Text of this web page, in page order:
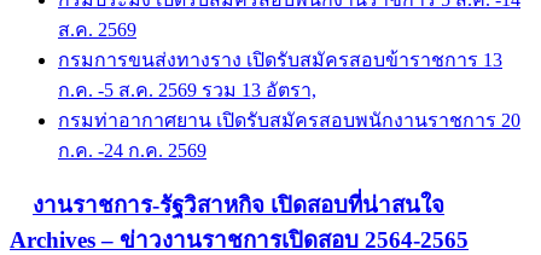
ส.ค. 2569
กรมการขนส่งทางราง เปิดรับสมัครสอบข้าราชการ 13
ก.ค. -5 ส.ค. 2569 รวม 13 อัตรา,
กรมท่าอากาศยาน เปิดรับสมัครสอบพนักงานราชการ 20
ก.ค. -24 ก.ค. 2569
งานราชการ-รัฐวิสาหกิจ เปิดสอบที่น่าสนใจ
Archives – ข่าวงานราชการเปิดสอบ 2564-2565